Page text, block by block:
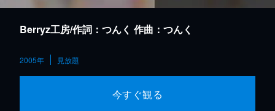
Berryz工房/作詞：つんく 作曲：つんく
2005年 見放題
今すぐ観る